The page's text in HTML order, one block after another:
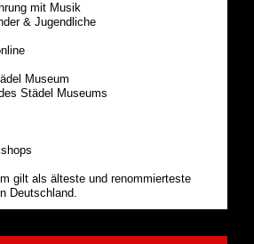
mit Musik
& Jugendliche
Museum
Städel Museums
gilt als älteste und renommierteste
Deutschland.